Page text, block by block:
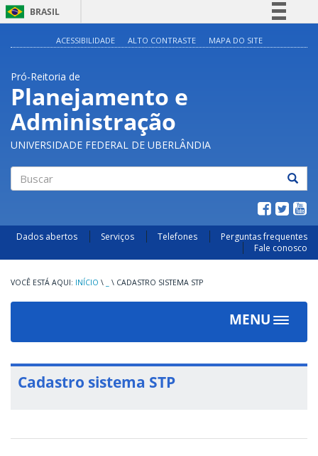
BRASIL
Acesso à informação
ACESSIBILIDADE ALTO CONTRASTE MAPA DO SITE
Pró-Reitoria de
Planejamento e
Administração
UNIVERSIDADE FEDERAL DE UBERLÂNDIA
Dados abertos Serviços Telefones
Perguntas frequentes
Fale conosco
INÍCIO \ \ CADASTRO SISTEMA STP
MENU
Toggle
Cadastro sistema STP